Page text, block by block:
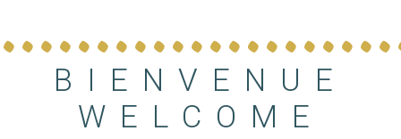
BIENVENUE
WELCOME